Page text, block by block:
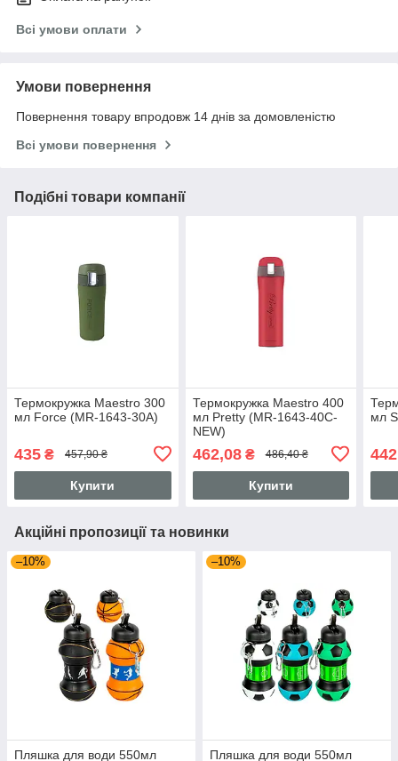
Всі умови оплати
Умови повернення
Повернення товару впродовж 14 днів за домовленістю
Всі умови повернення
Подібні товари компанії
Термокружка Maestro 300
мл Force (MR-1643-30A)
435 ₴ 457,90 ₴
Купити
Термокружка Maestro 400
мл Pretty (MR-1643-40C-
NEW)
462,08₴ 486,40 ₴
Купити
мл
Акційні пропозиції та новинки
–10%
Пляшка для води 550мл
–10%
Пляшка для води 550мл